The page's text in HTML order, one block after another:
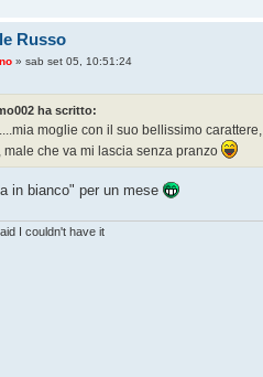
Russo
» sab set 05, 10:51:24
ha scritto:
moglie con il suo bellissimo carattere,
male che va mi lascia senza pranzo
in bianco" per un mese
I couldn't have it